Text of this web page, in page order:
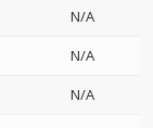
N/A
N/A
N/A